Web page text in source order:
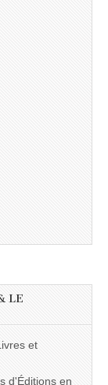
LE
et
d'Éditions en